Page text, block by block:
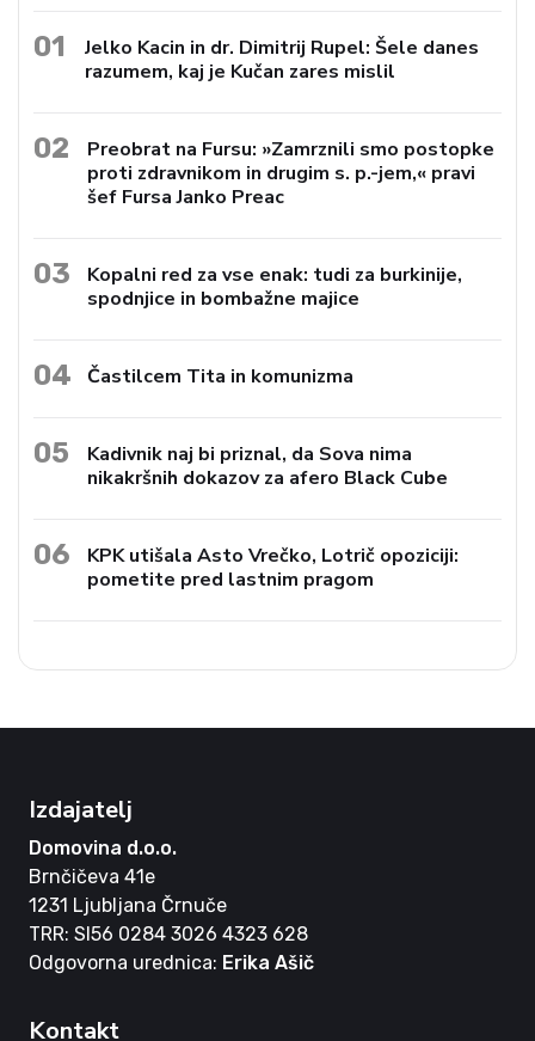
01
Jelko Kacin in dr. Dimitrij Rupel: Šele danes
razumem, kaj je Kučan zares mislil
02
Preobrat na Fursu: »Zamrznili smo postopke
proti zdravnikom in drugim s. p.-jem,« pravi
šef Fursa Janko Preac
03
Kopalni red za vse enak: tudi za burkinije,
spodnjice in bombažne majice
04 Častilcem Tita in komunizma
05
Kadivnik naj bi priznal, da Sova nima
nikakršnih dokazov za afero Black Cube
06
KPK utišala Asto Vrečko, Lotrič opoziciji:
pometite pred lastnim pragom
Izdajatelj
Domovina d.o.o.
Brnčičeva 41e
1231 Ljubljana Črnuče
TRR: SI56 0284 3026 4323 628
Odgovorna urednica: Erika Ašič
Kontakt